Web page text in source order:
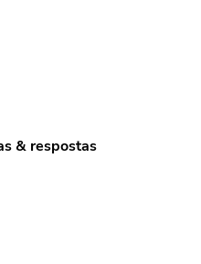
& respostas